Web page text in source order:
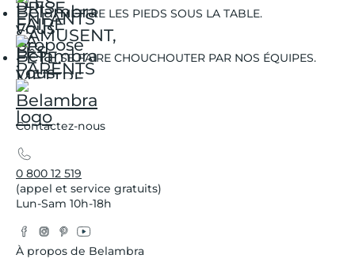
METTRE LES PIEDS SOUS LA TABLE.
SE FAIRE CHOUCHOUTER PAR NOS ÉQUIPES.
Contactez-nous
0 800 12 519
(appel et service gratuits)
Lun-Sam 10h-18h
Facebook
Instagram
Pinterest
YouTube
À propos de Belambra